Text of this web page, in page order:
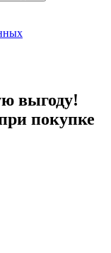
выгоду!
покупке